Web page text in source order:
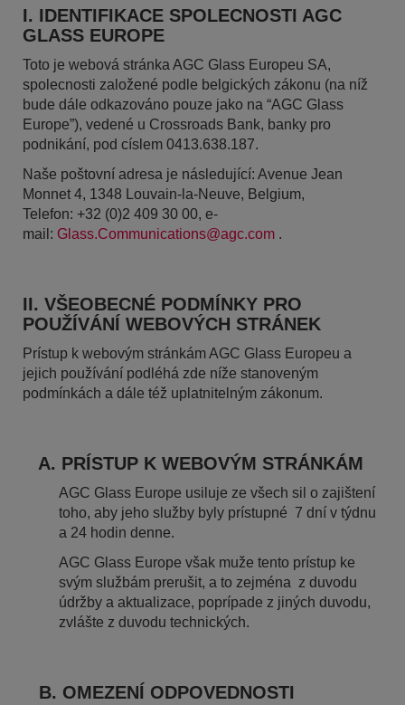
I. IDENTIFIKACE SPOLECNOSTI AGC
GLASS EUROPE
Toto je webová stránka AGC Glass Europeu SA,
spolecnosti založené podle belgických zákonu (na níž
bude dále odkazováno pouze jako na “AGC Glass
Europe”), vedené u Crossroads Bank, banky pro
podnikání, pod císlem 0413.638.187.
Naše poštovní adresa je následující: Avenue Jean
Monnet 4, 1348 Louvain-la-Neuve, Belgium,
Telefon: +32 (0)2 409 30 00, e-
mail: Glass.Communications@agc.com .
II. VŠEOBECNÉ PODMÍNKY PRO
POUŽÍVÁNÍ WEBOVÝCH STRÁNEK
Prístup k webovým stránkám AGC Glass Europeu a
jejich používání podléhá zde níže stanoveným
podmínkách a dále též uplatnitelným zákonum.
A. PRÍSTUP K WEBOVÝM STRÁNKÁM
AGC Glass Europe usiluje ze všech sil o zajištení
toho, aby jeho služby byly prístupné 7 dní v týdnu
a 24 hodin denne.
AGC Glass Europe však muže tento prístup ke
svým službám prerušit, a to zejména z duvodu
údržby a aktualizace, poprípade z jiných duvodu,
zvlášte z duvodu technických.
B. OMEZENÍ ODPOVEDNOSTI